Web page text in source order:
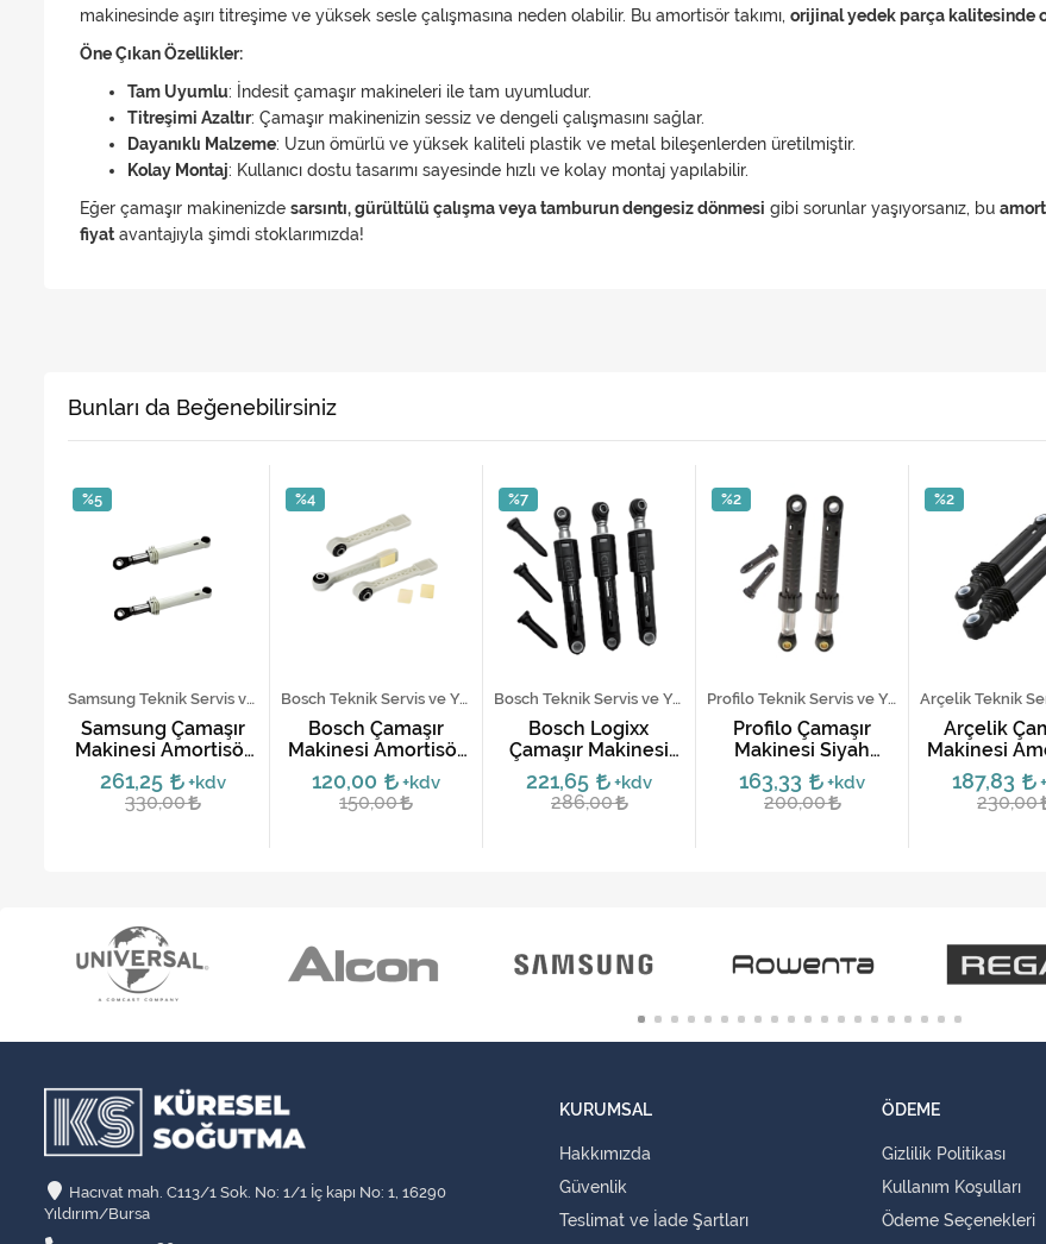
makinesinde aşırı titreşime ve yüksek sesle çalışmasına neden olabilir. Bu amortisör takımı, orijinal yedek parça kalitesinde
Öne Çıkan Özellikler:
Tam Uyumlu: İndesit çamaşır makineleri ile tam uyumludur.
Titreşimi Azaltır: Çamaşır makinenizin sessiz ve dengeli çalışmasını sağlar.
Dayanıklı Malzeme: Uzun ömürlü ve yüksek kaliteli plastik ve metal bileşenlerden üretilmiştir.
Kolay Montaj: Kullanıcı dostu tasarımı sayesinde hızlı ve kolay montaj yapılabilir.
Eğer çamaşır makinenizde sarsıntı, gürültülü çalışma veya tamburun dengesiz dönmesi gibi sorunlar yaşıyorsanız, bu
fiyat avantajıyla şimdi stoklarımızda!
Bunları da Beğenebilirsiniz
%5
Samsung Teknik Servis ve Yedek Parça Hizmetleri
Samsung Çamaşır
Makinesi Amortisör
Takımı 80N DC66-
00531C
261,25 +kdv
330,00
%4
Bosch Teknik Servis ve Yedek Parça Hizmetleri
Bosch Çamaşır
Makinesi Amortisör
Tamir Takımı Seti
120,00 +kdv
150,00
%7
Bosch Teknik Servis ve Yedek Parça Hizmetleri
Bosch Logixx
Çamaşır Makinesi
Amortisör Seti
221,65 +kdv
286,00
%2
Profilo Teknik Servis ve Yedek Parça Hizmetleri
Profilo Çamaşır
Makinesi Siyah
Amortisör Takımı
(2'li Set)
163,33 +kdv
200,00
%2
​Arçelik
Makinesi
Takımı (2'li
187,83
230,00
Hacıvat mah. C113/1 Sok. No: 1/1 İç kapı No: 1, 16290
Yıldırım/Bursa
KURUMSAL
Hakkımızda
Güvenlik
Teslimat ve İade Şartları
ÖDEME
Gizlilik Politikası
Kullanım Koşulları
Ödeme Seçenekleri